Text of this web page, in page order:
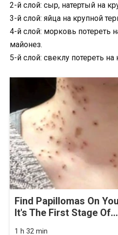
2-й слой: сыр, натертый на
3-й слой: яйца на крупной
4-й слой: морковь потереть
майонез.
5-й слой: свеклу потереть
Find Papillomas On
It's The First Stage Of...
1 h 32 min